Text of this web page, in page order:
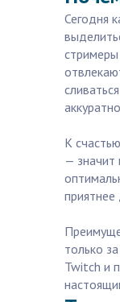
Сегодня
К
— значит
только
Twitch и